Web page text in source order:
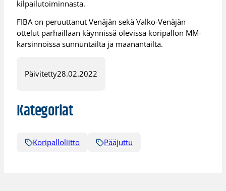
kilpailutoiminnasta.
FIBA on peruuttanut Venäjän sekä Valko-Venäjän
ottelut parhaillaan käynnissä olevissa koripallon MM-
karsinnoissa sunnuntailta ja maanantailta.
Päivitetty28.02.2022
Kategoriat
Koripalloliitto Pääjuttu